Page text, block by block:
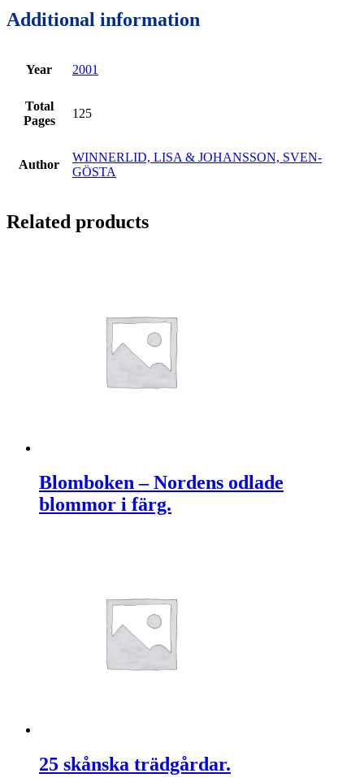
Additional information
Year 2001
Total
Pages
125
Author
WINNERLID, LISA & JOHANSSON, SVEN-
GÖSTA
Related products
Blomboken – Nordens odlade
blommor i färg.
25 skånska trädgårdar.